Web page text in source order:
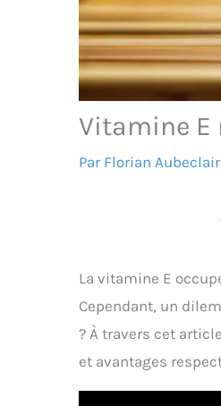
Vitamine E
Par Florian Aubeclair
La vitamine E
Cependant, un
? À travers cet
et avantages